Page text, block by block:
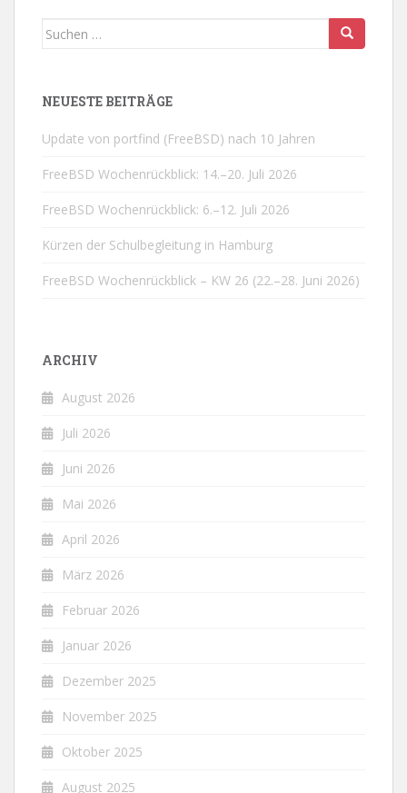
Suchen
NEUESTE BEITRÄGE
Update von portfind (FreeBSD) nach 10 Jahren
FreeBSD Wochenrückblick: 14.–20. Juli 2026
FreeBSD Wochenrückblick: 6.–12. Juli 2026
Kürzen der Schulbegleitung in Hamburg
FreeBSD Wochenrückblick – KW 26 (22.–28. Juni 2026)
ARCHIV
August 2026
Juli 2026
Juni 2026
Mai 2026
April 2026
März 2026
Februar 2026
Januar 2026
Dezember 2025
November 2025
Oktober 2025
August 2025